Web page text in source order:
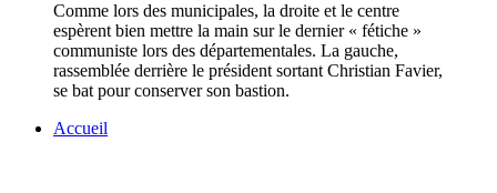
Comme lors des municipales, la droite et le centre
espèrent bien mettre la main sur le dernier « fétiche »
communiste lors des départementales. La gauche,
rassemblée derrière le président sortant Christian Favier,
se bat pour conserver son bastion.
Accueil